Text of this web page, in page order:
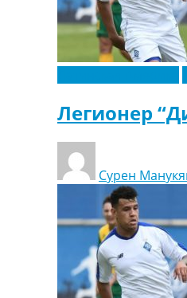
Легионер
Сурен